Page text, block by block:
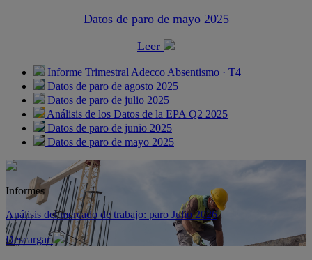
Datos de paro de mayo 2025
Leer
Informe Trimestral Adecco Absentismo · T4
Datos de paro de agosto 2025
Datos de paro de julio 2025
Análisis de los Datos de la EPA Q2 2025
Datos de paro de junio 2025
Datos de paro de mayo 2025
Informes
Análisis del mercado de trabajo: paro Julio 2026
Descargar